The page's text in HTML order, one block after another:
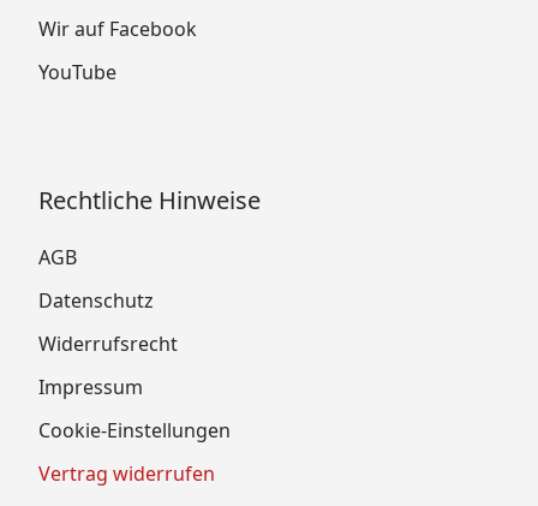
Wir auf Facebook
YouTube
Rechtliche Hinweise
AGB
Datenschutz
Widerrufsrecht
Impressum
Cookie-Einstellungen
Vertrag widerrufen